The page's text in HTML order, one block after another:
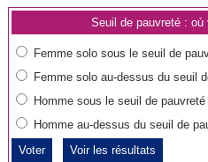
Seuil de pauvreté :
Femme solo sous le seuil de
Femme solo au-dessus du seuil
Homme sous le seuil de pauvreté
Homme au-dessus du seuil de
Voir les résultats